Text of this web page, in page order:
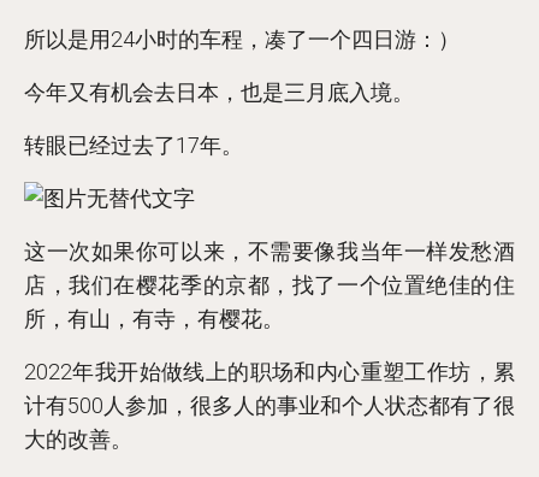
所以是用24小时的车程，凑了一个四日游：）
今年又有机会去日本，也是三月底入境。
转眼已经过去了17年。
这一次如果你可以来，不需要像我当年一样发愁酒
店，我们在樱花季的京都，找了一个位置绝佳的住
所，有山，有寺，有樱花。
2022年我开始做线上的职场和内心重塑工作坊，累
计有500人参加，很多人的事业和个人状态都有了很
大的改善。